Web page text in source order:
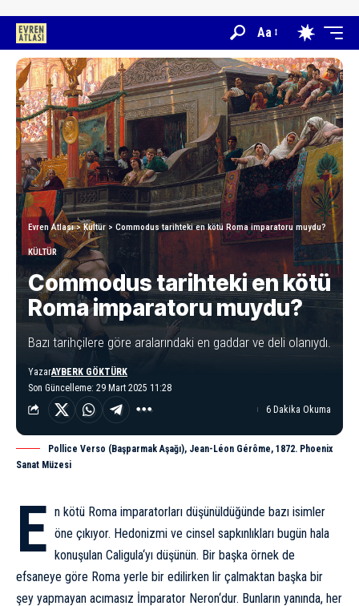
Aa
Evren Atlası>Kültür> Commodus tarihteki en kötü Roma imparatoru muydu?
KÜLTÜR
Commodus tarihteki en kötü
Roma imparatoru muydu?
Bazı tarihçilere göre aralarındaki en gaddar ve deli olanıydı.
Son Güncelleme: 29 Mart 2025 11:28
YazarAYBERK GÖKTÜRK
6 Dakika Okuma
Pollice Verso (Başparmak Aşağı), Jean-Léon Gérôme, 1872. Phoenix
Sanat Müzesi
E n kötü Roma imparatorları düşünüldüğünde bazı isimler
öne çıkıyor. Hedonizmi ve cinsel sapkınlıkları bugün hala
konuşulan Caligula‘yı düşünün. Bir başka örnek de
efsaneye göre Roma yerle bir edilirken lir çalmaktan başka bir
şey yapmayan acımasız İmparator Neron‘dur. Bunların yanında, her